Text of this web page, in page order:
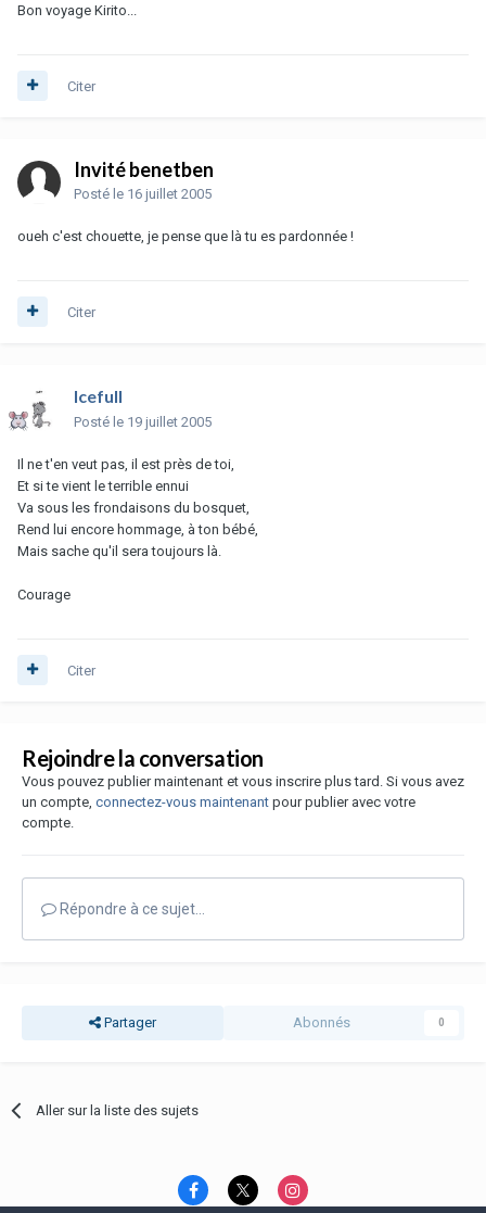
Bon voyage Kirito...
Citer
Invité benetben
Posté le 16 juillet 2005
oueh c'est chouette, je pense que là tu es pardonnée !
Citer
Icefull
Posté le 19 juillet 2005
Il ne t'en veut pas, il est près de toi,
Et si te vient le terrible ennui
Va sous les frondaisons du bosquet,
Rend lui encore hommage, à ton bébé,
Mais sache qu'il sera toujours là.
Courage
Citer
Rejoindre la conversation
Vous pouvez publier maintenant et vous inscrire plus tard. Si vous avez
un compte, connectez-vous maintenant pour publier avec votre
compte.
Répondre à ce sujet…
Partager Abonnés 0
Aller sur la liste des sujets